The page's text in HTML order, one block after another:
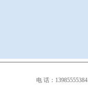
电 话：